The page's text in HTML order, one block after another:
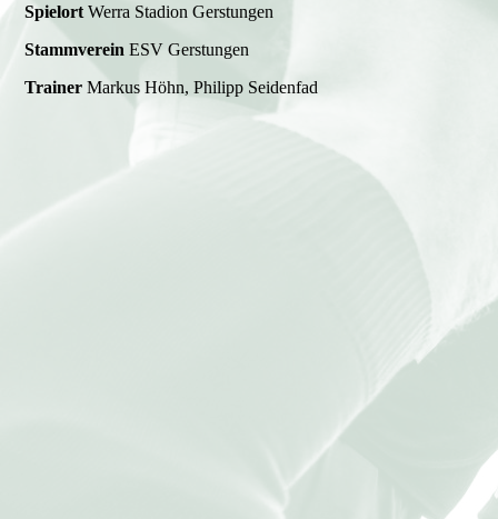
Spielort Werra Stadion Gerstungen
Stammverein ESV Gerstungen
Trainer Markus Höhn, Philipp Seidenfad